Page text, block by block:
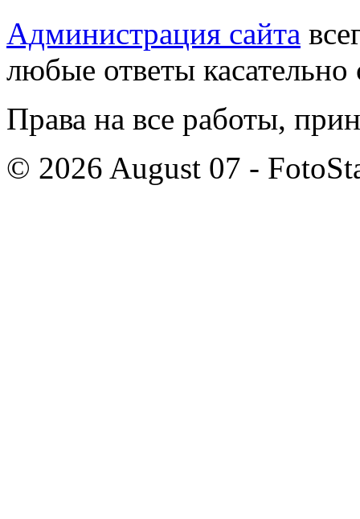
Администрация сайта
любые ответы касательно
Права на все работы,
© 2026 August 07 -